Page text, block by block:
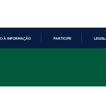
À INFORMAÇÃO PARTICIPE